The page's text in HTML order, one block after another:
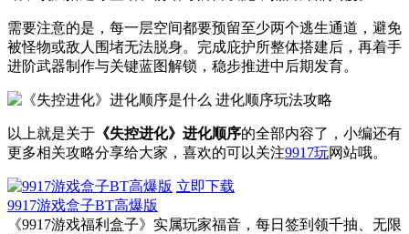
需要注意的是，每一层空间都要预留至少两个逃生通道，避免
被怪物或敌人围堵无法脱身。完成庇护所整体搭建后，再着手
进阶武器制作与关键蓝图解锁，稳步推进中后期发育。
以上就是关于 《失控进化》进化顺序的全部内容了，小编还有
更多相关攻略分享给大家， 喜欢的可以关注9917玩网站哦。
立即下载
9917游戏盒子BT高爆版
《9917游戏福利盒子》实属玩家福音，每日签到领千抽、无限